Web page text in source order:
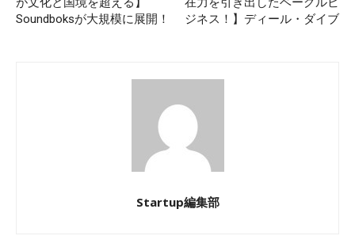
Soundboksが大規模に展開！
ジネス！】ディール・ダイブ
Startup編集部